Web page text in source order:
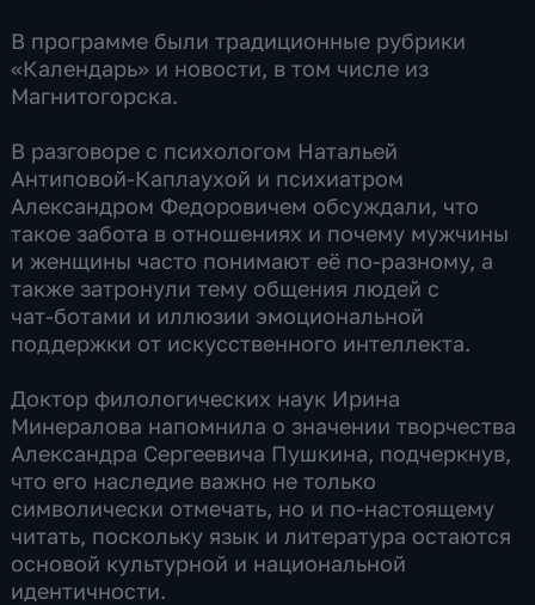
В программе были традиционные рубрики
«Календарь» и новости, в том числе из
Магнитогорска.
В разговоре с психологом Натальей
Антиповой‑Каплаухой и психиатром
Александром Федоровичем обсуждали, что
такое забота в отношениях и почему мужчины
и женщины часто понимают её по‑разному, а
также затронули тему общения людей с
чат‑ботами и иллюзии эмоциональной
поддержки от искусственного интеллекта.
Доктор филологических наук Ирина
Минералова напомнила о значении творчества
Александра Сергеевича Пушкина, подчеркнув,
что его наследие важно не только
символически отмечать, но и по‑настоящему
читать, поскольку язык и литература остаются
основой культурной и национальной
идентичности.